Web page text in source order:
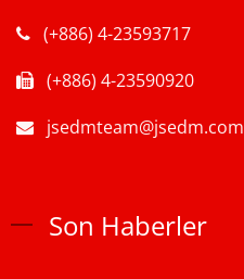
(+886) 4-23593717
(+886) 4-23590920
jsedmteam@jsedm.com
Son Haberler